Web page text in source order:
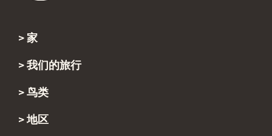
Footer
家
我们的旅行
鸟类
地区